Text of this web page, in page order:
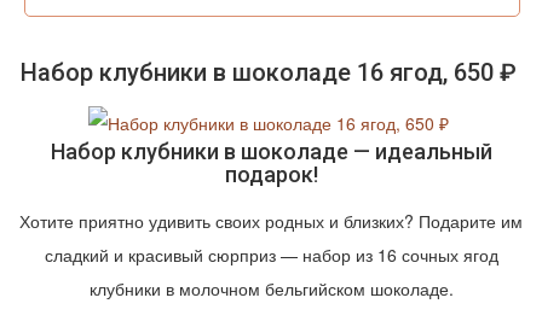
Набор клубники в шоколаде 16 ягод, 650 ₽
Набор клубники в шоколаде — идеальный
подарок!
Хотите приятно удивить своих родных и близких? Подарите им
сладкий и красивый сюрприз — набор из 16 сочных ягод
клубники в молочном бельгийском шоколаде.